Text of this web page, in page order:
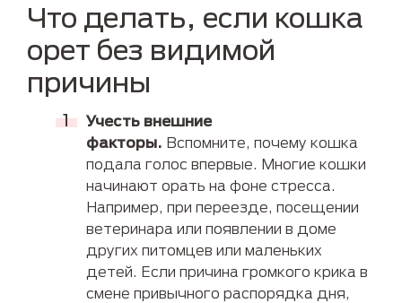
Что делать, если кошка
орет без видимой
причины
Учесть внешние
факторы. Вспомните, почему кошка
подала голос впервые. Многие кошки
начинают орать на фоне стресса.
Например, при переезде, посещении
ветеринара или появлении в доме
других питомцев или маленьких
детей. Если причина громкого крика в
смене привычного распорядка дня,